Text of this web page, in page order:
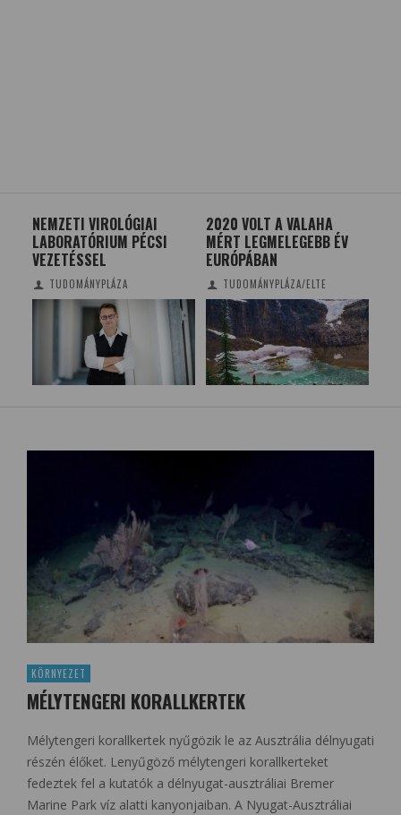
NEMZETI VIROLÓGIAI
LABORATÓRIUM PÉCSI
VEZETÉSSEL
TUDOMÁNYPLÁZA
2020 VOLT A VALAHA
MÉRT LEGMELEGEBB ÉV
EURÓPÁBAN
TUDOMÁNYPLÁZA/ELTE
KÖRNYEZET
MÉLYTENGERI KORALLKERTEK
Mélytengeri korallkertek nyűgözik le az Ausztrália délnyugati
részén élőket. Lenyűgöző mélytengeri korallkerteket
fedeztek fel a kutatók a délnyugat-ausztráliai Bremer
Marine Park víz alatti kanyonjaiban. A Nyugat-Ausztráliai